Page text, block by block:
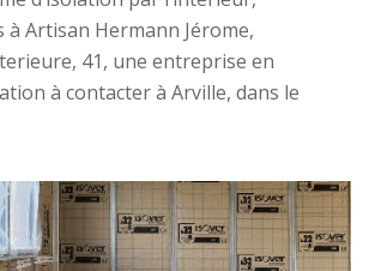
à Artisan Hermann Jérome,
41, une entreprise en
à contacter à Arville, dans le